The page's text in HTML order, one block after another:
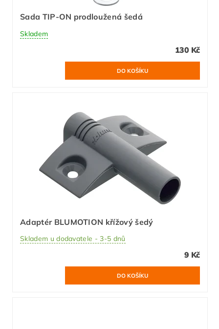
Sada TIP-ON prodloužená šedá
Skladem
130 Kč
Adaptér BLUMOTION křížový šedý
Skladem u dodavatele - 3-5 dnů
9 Kč